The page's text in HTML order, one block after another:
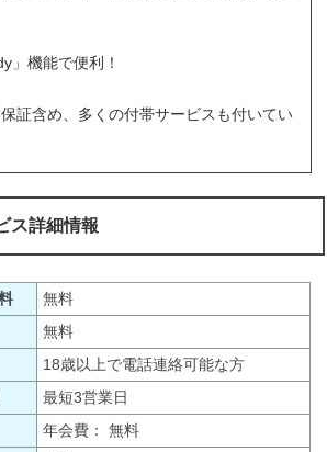
」機能で便利！
証含め、多くの付帯サービスも付いてい
ス詳細情報
無料
無料
18歳以上で電話連絡可能な方
最短3営業日
年会費： 無料